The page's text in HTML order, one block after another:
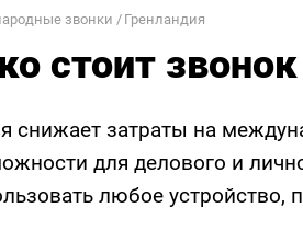
звонки Гренландия
стоит
снижает затраты на
для делового и
любое устройство,